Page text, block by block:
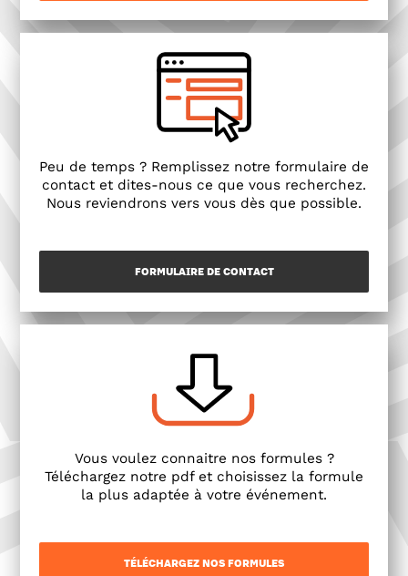
Peu de temps ? Remplissez notre formulaire de
contact et dites-nous ce que vous recherchez.
Nous reviendrons vers vous dès que possible.
FORMULAIRE DE CONTACT
Vous voulez connaitre nos formules ?
Téléchargez notre pdf et choisissez la formule
la plus adaptée à votre événement.
TÉLÉCHARGEZ NOS FORMULES